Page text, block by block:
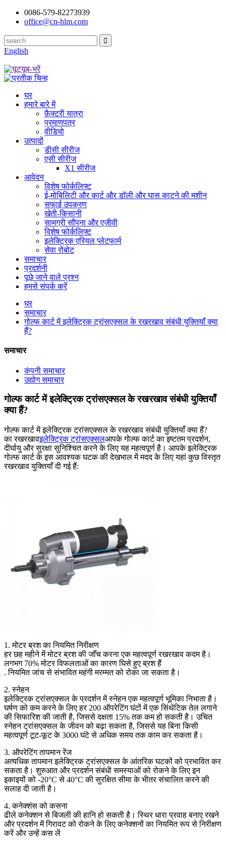
0086-579-82273939
office@cn-hlm.com
English
घर
हमारे बारे में
फ़ैक्टरी यात्रा
प्रमाणपत्र
वीडियो
उत्पादों
डीसी सीरीज
एसी सीरीज
X1 सीरीज
आवेदन
विशेष फोर्कलिफ्ट
ई-मोबिलिटी और कार्ट और डॉली और घास काटने की मशीन
सफाई उपकरण
खेती-किसानी
सामग्री सौंपना और एजीवी
विशेष फोर्कलिफ्ट
इलेक्ट्रिक एरियल प्लेटफार्म
सेवा रोबोट
समाचार
प्रदर्शनी
पूछे जाने वाले प्रश्न
हमसे संपर्क करें
घर
समाचार
गोल्फ कार्ट में इलेक्ट्रिक ट्रांसएक्सल के रखरखाव संबंधी युक्तियाँ क्या
हैं?
समाचार
कंपनी समाचार
उद्योग समाचार
गोल्फ कार्ट में इलेक्ट्रिक ट्रांसएक्सल के रखरखाव संबंधी युक्तियाँ
क्या हैं?
गोल्फ कार्ट में इलेक्ट्रिक ट्रांसएक्सल के रखरखाव संबंधी युक्तियाँ क्या हैं?
का रखरखावइलेक्ट्रिक ट्रांसएक्सलआपके गोल्फ कार्ट का इष्टतम प्रदर्शन,
दीर्घायु और सुरक्षा सुनिश्चित करने के लिए यह महत्वपूर्ण है। आपके इलेक्ट्रिक
गोल्फ कार्ट के इस आवश्यक घटक की देखभाल में मदद के लिए यहां कुछ विस्तृत
रखरखाव युक्तियाँ दी गई हैं:
1. मोटर ब्रश का नियमित निरीक्षण
हर छह महीने में मोटर ब्रश की जाँच करना एक महत्वपूर्ण रखरखाव कदम है।
लगभग 70% मोटर विफलताओं का कारण घिसे हुए ब्रश हैं
. नियमित जांच से संभावित महंगी मरम्मत को रोका जा सकता है।
2. स्नेहन
इलेक्ट्रिक ट्रांसएक्सल के प्रदर्शन में स्नेहन एक महत्वपूर्ण भूमिका निभाता है।
घर्षण को कम करने के लिए हर 200 ऑपरेटिंग घंटों में एक सिंथेटिक तेल लगाने
की सिफारिश की जाती है, जिससे दक्षता 15% तक कम हो सकती है। उचित
स्नेहन ट्रांसएक्सल के जीवन को बढ़ा सकता है, जिससे यह बिना किसी
महत्वपूर्ण टूट-फूट के 3000 घंटे से अधिक समय तक काम कर सकता है।
3. ऑपरेटिंग तापमान रेंज
अत्यधिक तापमान इलेक्ट्रिक ट्रांसएक्सल के आंतरिक घटकों को प्रभावित कर
सकता है। शुरुआत और प्रदर्शन संबंधी समस्याओं को रोकने के लिए इन
इकाइयों को -20°C से 40°C की सुरक्षित सीमा के भीतर संचालित करने की
सलाह दी जाती है।
4. कनेक्शंस को कसना
ढीले कनेक्शन से बिजली की हानि हो सकती है। स्थिर धारा प्रवाह बनाए रखने
और प्रदर्शन में गिरावट को रोकने के लिए कनेक्शनों का नियमित रूप से निरीक्षण
करें और उन्हें कस लें